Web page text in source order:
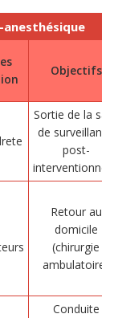
Objectifs
Sortie de la
de surveillance
post-
Retour au
domicile
(chirurgie
ambulatoire)
Conduite